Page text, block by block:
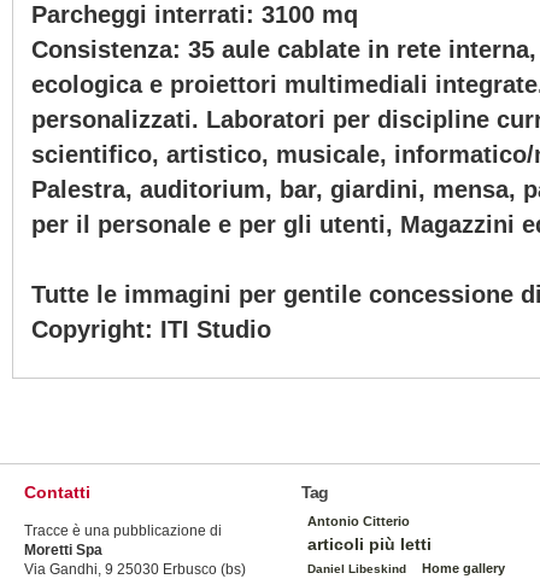
Parcheggi interrati: 3100 mq
Consistenza: 35 aule cablate in rete
ecologica e proiettori multimediali
personalizzati. Laboratori per discipline
scientifico, artistico, musicale,
Palestra, auditorium, bar, giardini, mensa,
per il personale e per gli utenti, Magazzini
Tutte le immagini per gentile concessione
Copyright: ITI Studio
Contatti
Tracce è una pubblicazione di
Moretti Spa
Via Gandhi, 9 25030 Erbusco (bs)
Tag
Antonio Citterio
articoli più letti
Daniel Libeskind Home gallery